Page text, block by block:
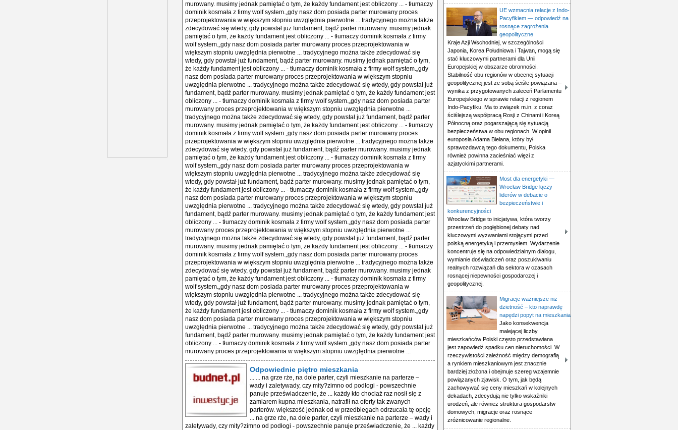
murowany. musimy jednak pamiętać o tym, że każdy fundament jest obliczony ... - tłumaczy
dominik kosmała z firmy wolf system.„gdy nasz dom posiada parter murowany proces
przeprojektowania w większym stopniu uwzględnia pierwotne ... tradycyjnego można także
zdecydować się wtedy, gdy powstał już fundament, bądź parter murowany. musimy jednak
pamiętać o tym, że każdy fundament jest obliczony ... - tłumaczy dominik kosmała z firmy
wolf system.„gdy nasz dom posiada parter murowany proces przeprojektowania w
większym stopniu uwzględnia pierwotne ... tradycyjnego można także zdecydować się
wtedy, gdy powstał już fundament, bądź parter murowany. musimy jednak pamiętać o tym,
że każdy fundament jest obliczony ... - tłumaczy dominik kosmała z firmy wolf system.„gdy
nasz dom posiada parter murowany proces przeprojektowania w większym stopniu
uwzględnia pierwotne ... tradycyjnego można także zdecydować się wtedy, gdy powstał już
fundament, bądź parter murowany. musimy jednak pamiętać o tym, że każdy fundament jest
obliczony ... - tłumaczy dominik kosmała z firmy wolf system.„gdy nasz dom posiada parter
murowany proces przeprojektowania w większym stopniu uwzględnia pierwotne ...
tradycyjnego można także zdecydować się wtedy, gdy powstał już fundament, bądź parter
murowany. musimy jednak pamiętać o tym, że każdy fundament jest obliczony ... - tłumaczy
dominik kosmała z firmy wolf system.„gdy nasz dom posiada parter murowany proces
przeprojektowania w większym stopniu uwzględnia pierwotne ... tradycyjnego można także
zdecydować się wtedy, gdy powstał już fundament, bądź parter murowany. musimy jednak
pamiętać o tym, że każdy fundament jest obliczony ... - tłumaczy dominik kosmała z firmy
wolf system.„gdy nasz dom posiada parter murowany proces przeprojektowania w
większym stopniu uwzględnia pierwotne ... tradycyjnego można także zdecydować się
wtedy, gdy powstał już fundament, bądź parter murowany. musimy jednak pamiętać o tym,
że każdy fundament jest obliczony ... - tłumaczy dominik kosmała z firmy wolf system.„gdy
nasz dom posiada parter murowany proces przeprojektowania w większym stopniu
uwzględnia pierwotne ... tradycyjnego można także zdecydować się wtedy, gdy powstał już
fundament, bądź parter murowany. musimy jednak pamiętać o tym, że każdy fundament jest
obliczony ... - tłumaczy dominik kosmała z firmy wolf system.„gdy nasz dom posiada parter
murowany proces przeprojektowania w większym stopniu uwzględnia pierwotne ...
tradycyjnego można także zdecydować się wtedy, gdy powstał już fundament, bądź parter
murowany. musimy jednak pamiętać o tym, że każdy fundament jest obliczony ... - tłumaczy
dominik kosmała z firmy wolf system.„gdy nasz dom posiada parter murowany proces
przeprojektowania w większym stopniu uwzględnia pierwotne ... tradycyjnego można także
zdecydować się wtedy, gdy powstał już fundament, bądź parter murowany. musimy jednak
pamiętać o tym, że każdy fundament jest obliczony ... - tłumaczy dominik kosmała z firmy
wolf system.„gdy nasz dom posiada parter murowany proces przeprojektowania w
większym stopniu uwzględnia pierwotne ... tradycyjnego można także zdecydować się
wtedy, gdy powstał już fundament, bądź parter murowany. musimy jednak pamiętać o tym,
że każdy fundament jest obliczony ... - tłumaczy dominik kosmała z firmy wolf system.„gdy
nasz dom posiada parter murowany proces przeprojektowania w większym stopniu
uwzględnia pierwotne ... tradycyjnego można także zdecydować się wtedy, gdy powstał już
fundament, bądź parter murowany. musimy jednak pamiętać o tym, że każdy fundament jest
obliczony ... - tłumaczy dominik kosmała z firmy wolf system.„gdy nasz dom posiada parter
murowany proces przeprojektowania w większym stopniu uwzględnia pierwotne ...
Odpowiednie piętro mieszkania
... ... na grze rże, na dole parter, czyli mieszkanie na parterze –
wady i zaletywady, czy mity?zimno od podłogi - powszechnie
panuje przeświadczenie, że ... każdy kto chociaż raz nosił się z
zamiarem kupna mieszkania, natrafił na oferty tak zwanych
parterów. większość jednak od w przedbiegach odrzucała tę opcję
... na grze rże, na dole parter, czyli mieszkanie na parterze – wady i
zaletywady, czy mity?zimno od podłogi - powszechnie panuje przeświadczenie, że ... każdy
UE wzmacnia relacje z Indo-
Pacyfikiem — odpowiedź na
rosnące zagrożenia
geopolityczne
Kraje Azji Wschodniej, w szczególności
Japonia, Korea Południowa i Tajwan, mogą się
stać kluczowymi partnerami dla Unii
Europejskiej w obszarze obronności.
Stabilność obu regionów w obecnej sytuacji
geopolitycznej jest ze sobą ściśle powiązana –
wynika z przygotowanych zaleceń Parlamentu
Europejskiego w sprawie relacji z regionem
Indo-Pacyfiku. Ma to związek m.in. z coraz
ściślejszą współpracą Rosji z Chinami i Koreą
Północną oraz pogarszającą się sytuacją
bezpieczeństwa w obu regionach. W opinii
europosła Adama Bielana, który był
sprawozdawcą tego dokumentu, Polska
również powinna zacieśniać więzi z
azjatyckimi partnerami.
Most dla energetyki —
Wrocław Bridge łączy
liderów w debacie o
bezpieczeństwie i
konkurencyjności
Wrocław Bridge to inicjatywa, która tworzy
przestrzeń do pogłębionej debaty nad
kluczowymi wyzwaniami stojącymi przed
polską energetyką i przemysłem. Wydarzenie
koncentruje się na odpowiedzialnym dialogu,
wymianie doświadczeń oraz poszukiwaniu
realnych rozwiązań dla sektora w czasach
rosnącej niepewności gospodarczej i
geopolitycznej.
Migracje ważniejsze niż
dzietność – kto naprawdę
napędzi popyt na mieszkania
Jako konsekwencja
malejącej liczby
mieszkańców Polski często przedstawiana
jest zapowiedź spadku cen nieruchomości. W
rzeczywistości zależność między demografią
a rynkiem mieszkaniowym jest znacznie
bardziej złożona i obejmuje szereg wzajemnie
powiązanych zjawisk. O tym, jak będą
zachowywać się ceny mieszkań w kolejnych
dekadach, zdecydują nie tylko wskaźniki
urodzeń, ale również struktura gospodarstw
domowych, migracje oraz rosnące
zróżnicowanie regionalne.